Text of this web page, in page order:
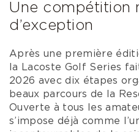
Une compétition
d’exception
Après une première
la Lacoste Golf Series
2026 avec dix étapes
beaux parcours de la
Ouverte à tous les
s’impose déjà comme